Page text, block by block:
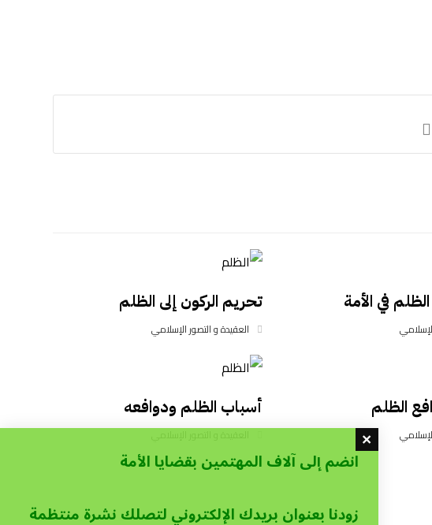
في الأمة تحريم الركون إلى الظلم
العقيدة و التصور الإسلامي
الظلم أسباب الظلم ودوافعه
انضم إلى آلاف المهتمين بقضايا الأمة
زودنا بعنوان بريدك الإلكتروني لتصلك نشرة منتظمة